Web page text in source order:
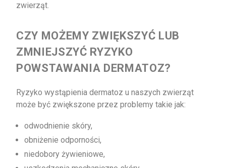
zwierząt.
CZY MOŻEMY ZWIĘKSZYĆ LUB
ZMNIEJSZYĆ RYZYKO
POWSTAWANIA DERMATOZ?
Ryzyko wystąpienia dermatoz u naszych zwierząt
może być zwiększone przez problemy takie jak:
odwodnienie skóry,
obniżenie odporności,
niedobory żywieniowe,